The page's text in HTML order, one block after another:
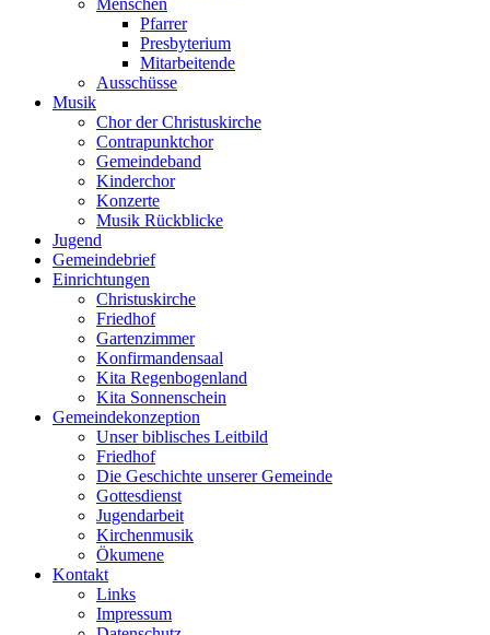
Menschen
Pfarrer
Presbyterium
Mitarbeitende
Ausschüsse
Musik
Chor der Christuskirche
Contrapunktchor
Gemeindeband
Kinderchor
Konzerte
Musik Rückblicke
Jugend
Gemeindebrief
Einrichtungen
Christuskirche
Friedhof
Gartenzimmer
Konfirmandensaal
Kita Regenbogenland
Kita Sonnenschein
Gemeindekonzeption
Unser biblisches Leitbild
Friedhof
Die Geschichte unserer Gemeinde
Gottesdienst
Jugendarbeit
Kirchenmusik
Ökumene
Kontakt
Links
Impressum